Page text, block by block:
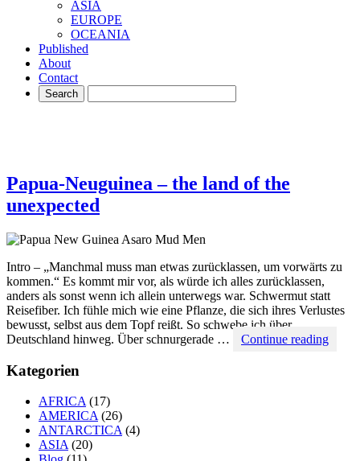
ASIA
EUROPE
OCEANIA
Published
About
Contact
Papua-Neuguinea – the land of the
unexpected
Intro – „Manchmal muss man etwas zurücklassen, um vorwärts zu
kommen.“ Es kommt mir vor, als würde ich alles zurücklassen,
anders als sonst wenn ich allein unterwegs war. Schwermut statt
Reisefiber. Ich fühle mich wie eine Pflanze, die sich ihres Verlustes
bewusst, selbst aus dem Topf reißt. So schwebe ich über
Deutschland hinweg. Über schnurgerade …
Continue reading
Kategorien
AFRICA (17)
AMERICA (26)
ANTARCTICA (4)
ASIA (20)